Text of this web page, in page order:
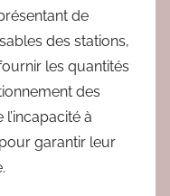
de
des stations,
les quantités
des
à
garantir leur